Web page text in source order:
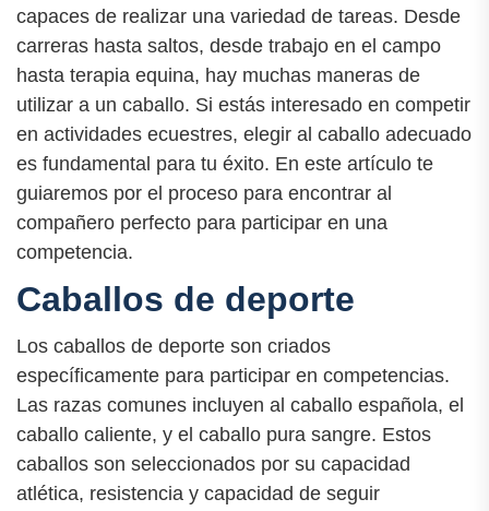
capaces de realizar una variedad de tareas. Desde
carreras hasta saltos, desde trabajo en el campo
hasta terapia equina, hay muchas maneras de
utilizar a un caballo. Si estás interesado en competir
en actividades ecuestres, elegir al caballo adecuado
es fundamental para tu éxito. En este artículo te
guiaremos por el proceso para encontrar al
compañero perfecto para participar en una
competencia.
Caballos de deporte
Los caballos de deporte son criados
específicamente para participar en competencias.
Las razas comunes incluyen al caballo española, el
caballo caliente, y el caballo pura sangre. Estos
caballos son seleccionados por su capacidad
atlética, resistencia y capacidad de seguir